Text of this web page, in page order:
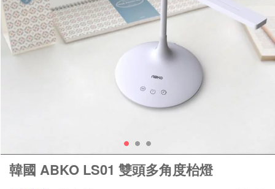
韓國 ABKO LS01 雙頭多角度枱燈